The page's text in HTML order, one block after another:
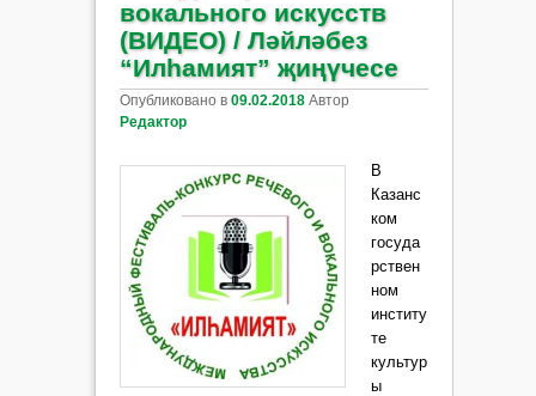
вокального искусств
(ВИДЕО) / Ләйләбез
“Илһамият” җиңүчесе
Опубликовано в 09.02.2018 Автор
Редактор
В
Казанс
ком
госуда
рствен
ном
институ
те
культур
ы